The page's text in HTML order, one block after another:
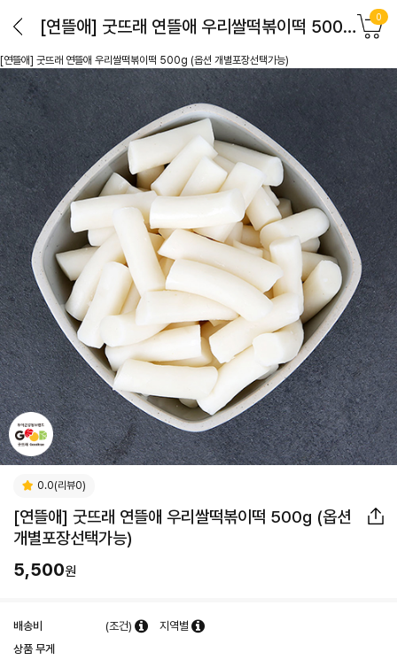
[연뜰애] 굿뜨래 연뜰애 우리쌀떡볶이떡 500g (옵션 개별포장선택가능) 0
[연뜰애] 굿뜨래 연뜰애 우리쌀떡볶이떡 500g (옵션 개별포장선택가능)
0.0(리뷰0)
[연뜰애] 굿뜨래 연뜰애 우리쌀떡볶이떡 500g (옵션
개별포장선택가능)
5,500원
배송비 (조건)
지역별
상품 무게